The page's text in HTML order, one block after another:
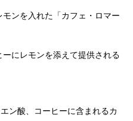
ンを入れた「カフェ・ロマー
にレモンを添えて提供される
ン酸、コーヒーに含まれるカ